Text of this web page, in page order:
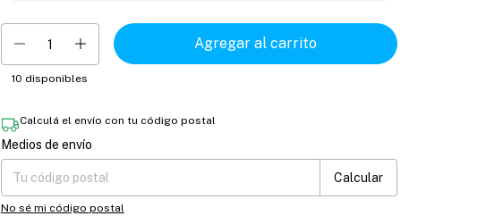
10 disponibles
Calculá el envío con tu código postal
Entregas para el CP:
Medios de envío
Calcular
No sé mi código postal